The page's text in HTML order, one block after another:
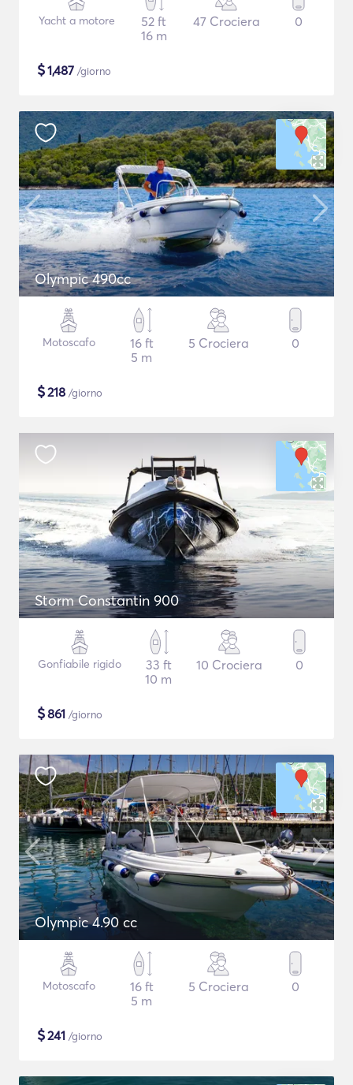
Yacht a motore
52 ft
16 m
47 Crociera 0
$1,487 /giorno
Olympic 490cc
Motoscafo
16 ft
5 m
5 Crociera 0
$218 /giorno
Storm Constantin 900
Gonfiabile rigido
33 ft
10 m
10 Crociera 0
$861 /giorno
Olympic 4.90 cc
Motoscafo
16 ft
5 m
5 Crociera 0
$241 /giorno